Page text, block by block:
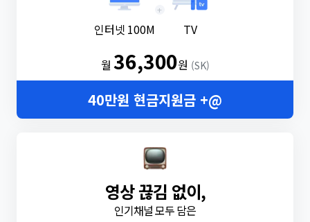
인터넷 100M
+
TV
월36,300원 (SK)
40만원 현금지원금 +@
영상 끊김 없이,
인기채널 모두 담은